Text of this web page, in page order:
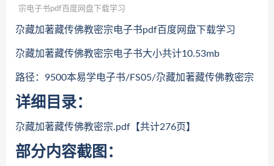
宗电子书pdf百度网盘下载学习
尕藏加著藏传佛教密宗电子书pdf百度网盘下载学习
尕藏加著藏传佛教密宗电子书大小共计10.53mb
路径：9500本易学电子书/FS05/尕藏加著藏传佛教密宗
详细目录：
尕藏加著藏传佛教密宗.pdf【共计276页】
部分内容截图：